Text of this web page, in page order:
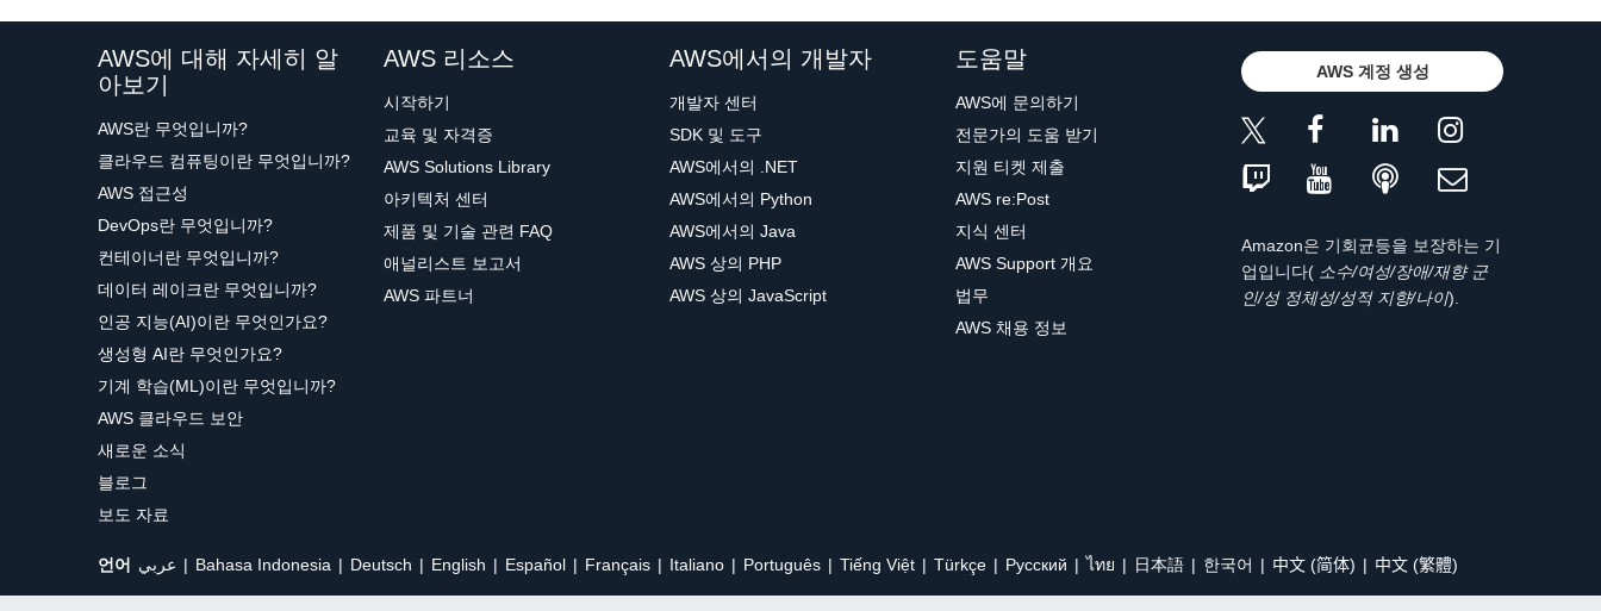
AWS에 대해 자세히 알
아보기
AWS란 무엇입니까?
클라우드 컴퓨팅이란 무엇입니까?
AWS 접근성
DevOps란 무엇입니까?
컨테이너란 무엇입니까?
데이터 레이크란 무엇입니까?
인공 지능(AI)이란 무엇인가요?
생성형 AI란 무엇인가요?
기계 학습(ML)이란 무엇입니까?
AWS 클라우드 보안
새로운 소식
블로그
보도 자료
AWS 리소스
시작하기
교육 및 자격증
AWS Solutions Library
아키텍처 센터
제품 및 기술 관련 FAQ
애널리스트 보고서
AWS 파트너
AWS에서의 개발자
개발자 센터
SDK 및 도구
AWS에서의 .NET
AWS에서의 Python
AWS에서의 Java
AWS 상의 PHP
AWS 상의 JavaScript
도움말
AWS에 문의하기
전문가의 도움 받기
지원 티켓 제출
AWS re:Post
지식 센터
AWS Support 개요
법무
AWS 채용 정보
AWS 계정 생성
Amazon은 기회균등을 보장하는 기
업입니다( 소수/여성/장애/재향 군
인/성 정체성/성적 지향/나이).
언어 عربي Bahasa Indonesia Deutsch English Español Français Italiano Português Tiếng Việt Türkçe Ρусский ไทย 日本語 한국어 中文 (简体) 中文 (繁體)